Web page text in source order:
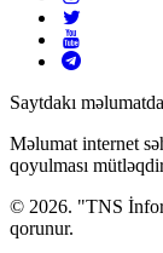
Saytdakı
Məlumat internet
qoyulması
© 2026. "TNS
qorunur.